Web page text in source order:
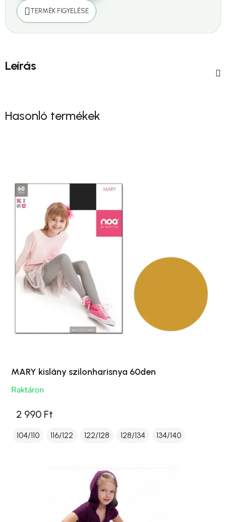
TERMÉK FIGYELÉSE
Leírás
Hasonló termékek
MARY kislány szilonharisnya 60den
Raktáron
2 990 Ft
104/110 116/122 122/128 128/134 134/140